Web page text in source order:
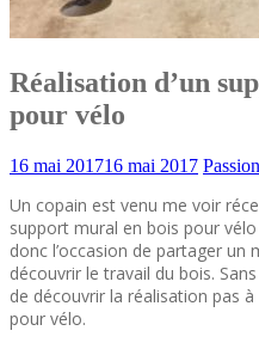
Réalisation d’un
pour vélo
16 mai 201716 mai 2017
Un copain est venu me voir
support mural en bois pour
donc l’occasion de partager
découvrir le travail du bois.
de découvrir la réalisation pas
pour vélo.